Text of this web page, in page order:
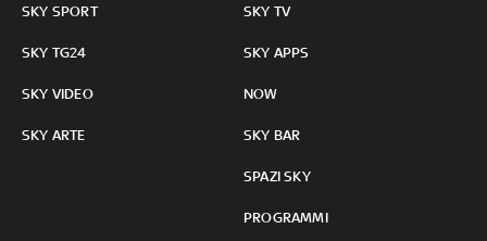
SKY SPORT
SKY TG24
SKY VIDEO
SKY ARTE
SKY TV
SKY APPS
NOW
SKY BAR
SPAZI SKY
PROGRAMMI